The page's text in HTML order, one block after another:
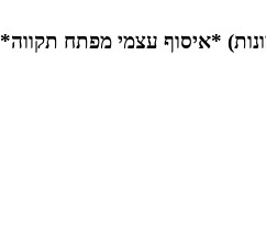
*איסוף עצמי מפתח תקווה*